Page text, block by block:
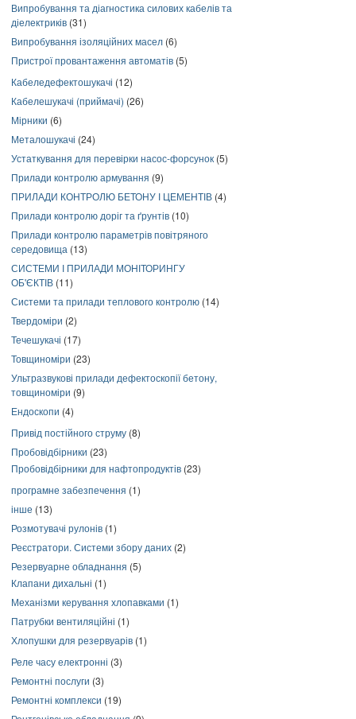
Випробування та діагностика силових кабелів та
діелектриків (31)
Випробування ізоляційних масел (6)
Пристрої провантаження автоматів (5)
Кабеледефектошукачі (12)
Кабелешукачі (приймачі) (26)
Мірники (6)
Металошукачі (24)
Устаткування для перевірки насос-форсунок (5)
Прилади контролю армування (9)
ПРИЛАДИ КОНТРОЛЮ БЕТОНУ І ЦЕМЕНТІВ (4)
Прилади контролю доріг та ґрунтів (10)
Прилади контролю параметрів повітряного
середовища (13)
СИСТЕМИ І ПРИЛАДИ МОНІТОРИНГУ
ОБ'ЄКТІВ (11)
Системи та прилади теплового контролю (14)
Твердоміри (2)
Течешукачі (17)
Товщиноміри (23)
Ультразвукові прилади дефектоскопії бетону,
товщиноміри (9)
Ендоскопи (4)
Привід постійного струму (8)
Пробовідбірники (23)
Пробовідбірники для нафтопродуктів (23)
програмне забезпечення (1)
інше (13)
Розмотувачі рулонів (1)
Реєстратори. Системи збору даних (2)
Резервуарне обладнання (5)
Клапани дихальні (1)
Механізми керування хлопавками (1)
Патрубки вентиляційні (1)
Хлопушки для резервуарів (1)
Реле часу електронні (3)
Ремонтні послуги (3)
Ремонтні комплекси (19)